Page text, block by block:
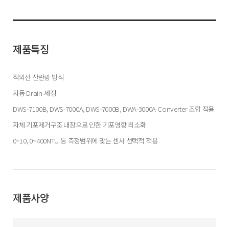
제품특징
적외선 산란광 방식
자동 Drain 세정
DWS-7100B, DWS-7000A, DWS-7000B, DWA-3000A Converter 조합 적용
자체 기포제거구조 내장으로 인한 기포영향 최소화
0~10, 0~400NTU 등 측정범위에 맞는 센서 선택적 적용
제품사양